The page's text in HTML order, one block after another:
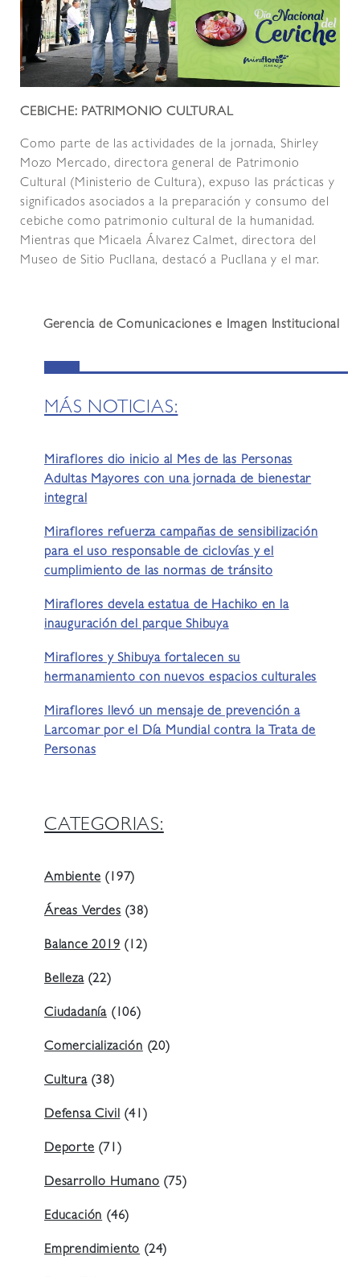
CEBICHE: PATRIMONIO CULTURAL
Como parte de las actividades de la jornada, Shirley
Mozo Mercado, directora general de Patrimonio
Cultural (Ministerio de Cultura), expuso las prácticas y
significados asociados a la preparación y consumo del
cebiche como patrimonio cultural de la humanidad.
Mientras que Micaela Álvarez Calmet, directora del
Museo de Sitio Pucllana, destacó a Pucllana y el mar.
Gerencia de Comunicaciones e Imagen Institucional
MÁS NOTICIAS:
Miraflores dio inicio al Mes de las Personas
Adultas Mayores con una jornada de bienestar
integral
Miraflores refuerza campañas de sensibilización
para el uso responsable de ciclovías y el
cumplimiento de las normas de tránsito
Miraflores devela estatua de Hachiko en la
inauguración del parque Shibuya
Miraflores y Shibuya fortalecen su
hermanamiento con nuevos espacios culturales
Miraflores llevó un mensaje de prevención a
Larcomar por el Día Mundial contra la Trata de
Personas
CATEGORIAS:
Ambiente(197)
Áreas Verdes(38)
Balance 2019(12)
Belleza(22)
Ciudadanía (106)
Comercialización(20)
Cultura(38)
Defensa Civil(41)
Deporte(71)
Desarrollo Humano(75)
Educación(46)
Emprendimiento(24)